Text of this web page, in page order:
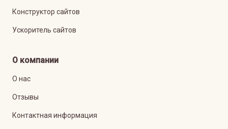
Конструктор сайтов
Ускоритель сайтов
О компании
О нас
Отзывы
Контактная информация